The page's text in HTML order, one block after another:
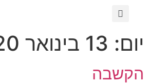
יום: 13 בינואר 2020
הקשבה